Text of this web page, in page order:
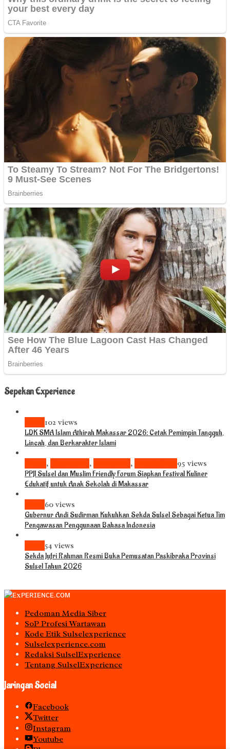
Sepekan Experience
102 views
LDK SMA Islam Athirah Makassar 2026: Cetak Pemimpin Tangguh,
Lincah, dan Berkarakter Islami
, , , 95 views
PPJI Sulsel dan Muslim Friendly Forum Siapkan Festival Kuliner
Edukatif untuk Anak Sekolah di Makassar
60 views
Gubernur Andi Sudirman Kukuhkan Sekda Sulsel Sebagai Ketua Tim
Pengawasan Penggunaan Bahasa Indonesia
54 views
Sekda Jufri Rahman Resmi Buka Pemusatan Paskibraka Provinsi
Sulsel Tahun 2026
Pedoman Media Siber
S0P Profesi Wartawan
Kode Etik Sulselexperience
Sulselexperience.com
Redaksi SulselExperience
Tentang SulselExperience
Jaringan Social
Facebook
Twitter
Instagram
Youtube